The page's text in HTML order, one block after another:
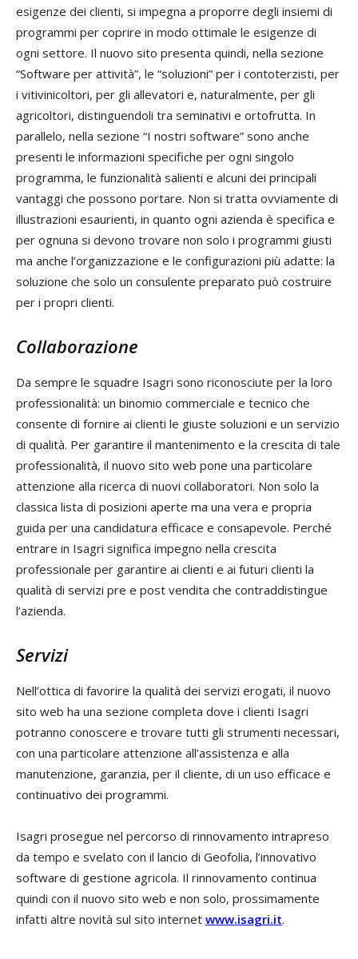
esigenze dei clienti, si impegna a proporre degli insiemi di
programmi per coprire in modo ottimale le esigenze di
ogni settore. Il nuovo sito presenta quindi, nella sezione
“Software per attività”, le “soluzioni” per i contoterzisti, per
i vitivinicoltori, per gli allevatori e, naturalmente, per gli
agricoltori, distinguendoli tra seminativi e ortofrutta. In
parallelo, nella sezione “I nostri software” sono anche
presenti le informazioni specifiche per ogni singolo
programma, le funzionalità salienti e alcuni dei principali
vantaggi che possono portare. Non si tratta ovviamente di
illustrazioni esaurienti, in quanto ogni azienda è specifica e
per ognuna si devono trovare non solo i programmi giusti
ma anche l’organizzazione e le configurazioni più adatte: la
soluzione che solo un consulente preparato può costruire
per i propri clienti.
Collaborazione
Da sempre le squadre Isagri sono riconosciute per la loro
professionalità: un binomio commerciale e tecnico che
consente di fornire ai clienti le giuste soluzioni e un servizio
di qualità. Per garantire il mantenimento e la crescita di tale
professionalità, il nuovo sito web pone una particolare
attenzione alla ricerca di nuovi collaboratori. Non solo la
classica lista di posizioni aperte ma una vera e propria
guida per una candidatura efficace e consapevole. Perché
entrare in Isagri significa impegno nella crescita
professionale per garantire ai clienti e ai futuri clienti la
qualità di servizi pre e post vendita che contraddistingue
l’azienda.
Servizi
Nell’ottica di favorire la qualità dei servizi erogati, il nuovo
sito web ha una sezione completa dove i clienti Isagri
potranno conoscere e trovare tutti gli strumenti necessari,
con una particolare attenzione all’assistenza e alla
manutenzione, garanzia, per il cliente, di un uso efficace e
continuativo dei programmi.
Isagri prosegue nel percorso di rinnovamento intrapreso
da tempo e svelato con il lancio di Geofolia, l’innovativo
software di gestione agricola. Il rinnovamento continua
quindi con il nuovo sito web e non solo, prossimamente
infatti altre novità sul sito internet www.isagri.it.